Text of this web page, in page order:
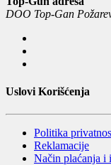
DOO Top-Gan
Uslovi Korišćenja
Politika
Reklamacije
Način plaćanja i